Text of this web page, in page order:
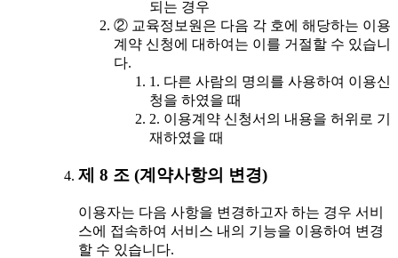
되는 경우
② 교육정보원은 다음 각 호에 해당하는 이용
계약 신청에 대하여는 이를 거절할 수 있습니
다.
1. 다른 사람의 명의를 사용하여 이용신
청을 하였을 때
2. 이용계약 신청서의 내용을 허위로 기
재하였을 때
제 8 조 (계약사항의 변경)
이용자는 다음 사항을 변경하고자 하는 경우 서비
스에 접속하여 서비스 내의 기능을 이용하여 변경
할 수 있습니다.